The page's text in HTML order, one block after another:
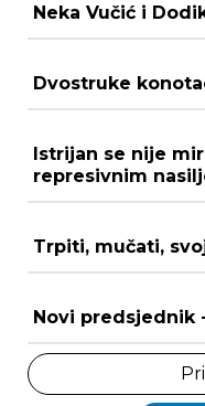
Neka Vučić i
Dvostruke
Istrijan se nije
represivnim
Trpiti, mučati,
Novi predsjednik